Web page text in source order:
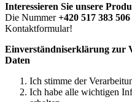
Interessieren Sie unsere
Die Nummer+420 517 383 506
Kontaktformular!
Einverständniserklärung zur
Daten
Ich stimme der
Ich habe alle wichtigen